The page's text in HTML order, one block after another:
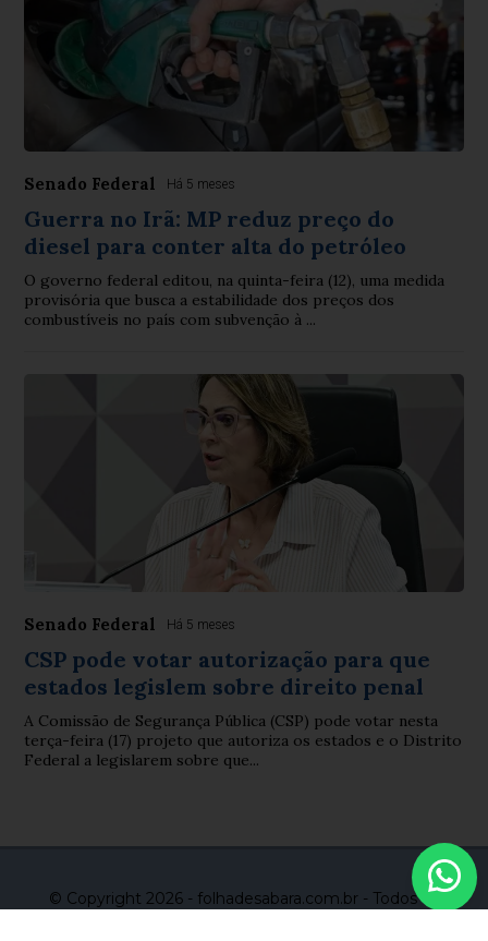
Senado Federal Há 5 meses
Guerra no Irã: MP reduz preço do
diesel para conter alta do petróleo
O governo federal editou, na quinta-feira (12), uma medida
provisória que busca a estabilidade dos preços dos
combustíveis no país com subvenção à ...
Senado Federal Há 5 meses
CSP pode votar autorização para que
estados legislem sobre direito penal
A Comissão de Segurança Pública (CSP) pode votar nesta
terça-feira (17) projeto que autoriza os estados e o Distrito
Federal a legislarem sobre que...
© Copyright 2026 - folhadesabara.com.br - Todos os